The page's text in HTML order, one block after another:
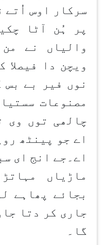
سرکار اوس اُتے
پر ہُن آٹا
والیاں نے
ویچن دا فیصلا
نوں فیر بے بس
مصنوعات
چالھی توں وی
اے جو پینٹھ
اے۔جے انج ای
ماڑیاں
بجائے پھاہے
جاری کر دتا
گا۔